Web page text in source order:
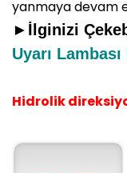
yanmaya devam
►İlginizi
Uyarı
Hidrolik